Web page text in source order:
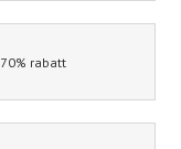
70% rabatt